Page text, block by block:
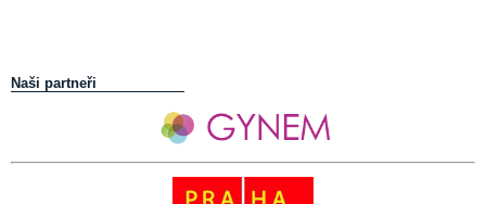
Naši partneři